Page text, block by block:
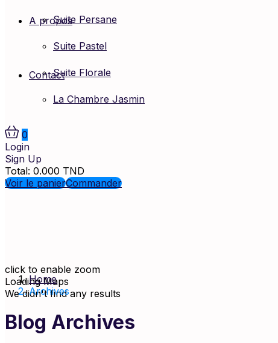
Suite Persane
Suite Pastel
Suite Florale
La Chambre Jasmin
A propos
Contact
0
Login
Sign Up
Total: 0.000 TND
Voir le panierCommander
click to enable zoom
Loading Maps
We didn't find any results
Home
Archives
Blog Archives